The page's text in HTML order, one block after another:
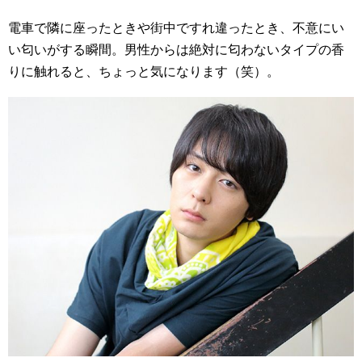
電車で隣に座ったときや街中ですれ違ったとき、不意にい
い匂いがする瞬間。男性からは絶対に匂わないタイプの香
りに触れると、ちょっと気になります（笑）。